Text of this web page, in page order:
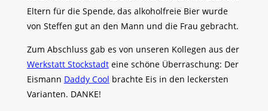
Eltern für die Spende, das alkoholfreie Bier wurde
von Steffen gut an den Mann und die Frau gebracht.
Zum Abschluss gab es von unseren Kollegen aus der
Werkstatt Stockstadteine schöne Überraschung: Der
Eismann Daddy Cool brachte Eis in den leckersten
Varianten. DANKE!